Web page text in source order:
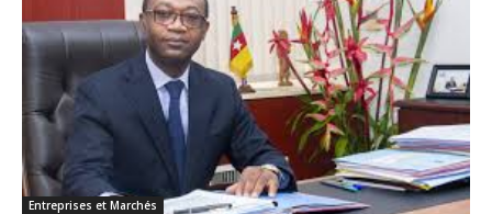
Entreprises et Marchés